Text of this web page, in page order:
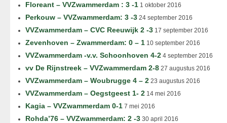
Floreant – VVZwammerdam : 3 -1 1 oktober 2016
Perkouw – VVZwammerdam: 3 -3 24 september 2016
VVZwammerdam – CVC Reeuwijk 2 -3 17 september 2016
Zevenhoven – Zwammerdam: 0 – 1 10 september 2016
VVZwammerdam -v.v. Schoonhoven 4-2 4 september 2016
vv De Rijnstreek – VVZwammerdam 2-8 27 augustus 2016
VVZwammerdam – Woubrugge 4 – 2 23 augustus 2016
VVZwammerdam – Oegstgeest 1- 2 14 mei 2016
Kagia – VVZwammerdam 0-1 7 mei 2016
Rohda’76 – VVZwammerdam: 2 -3 30 april 2016